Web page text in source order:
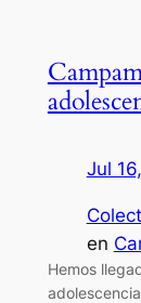
Jul
en
Hemos